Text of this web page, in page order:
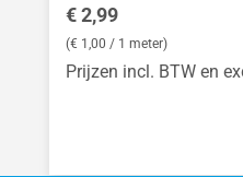
Normale prijs:
€ 2,99
(€ 1,00 / 1 meter)
Prijzen incl. BTW en